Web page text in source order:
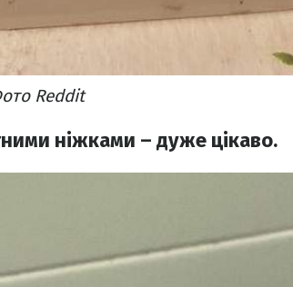
Reddit
ніжками – дуже цікаво.